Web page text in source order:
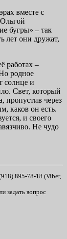
вместе с
бугры» – так
лет они дружат,
работах –
родное
солнце и
Свет, который
пропустив через
каков он есть.
и своего
Не чудо
895-78-18 (Viber,
задать вопрос